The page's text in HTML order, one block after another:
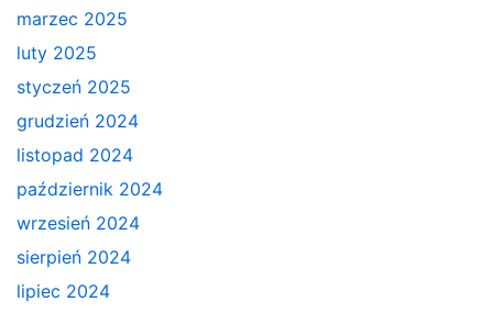
marzec 2025
luty 2025
styczeń 2025
grudzień 2024
listopad 2024
październik 2024
wrzesień 2024
sierpień 2024
lipiec 2024